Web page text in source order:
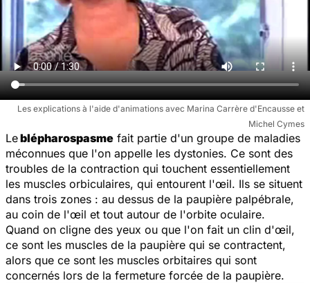
Les explications à l'aide d'animations avec Marina Carrère d'Encausse et
Michel Cymes
Leblépharospasme fait partie d'un groupe de maladies
méconnues que l'on appelle les dystonies. Ce sont des
troubles de la contraction qui touchent essentiellement
les muscles orbiculaires, qui entourent l'œil. Ils se situent
dans trois zones : au dessus de la paupière palpébrale,
au coin de l'œil et tout autour de l'orbite oculaire.
Quand on cligne des yeux ou que l'on fait un clin d'œil,
ce sont les muscles de la paupière qui se contractent,
alors que ce sont les muscles orbitaires qui sont
concernés lors de la fermeture forcée de la paupière.